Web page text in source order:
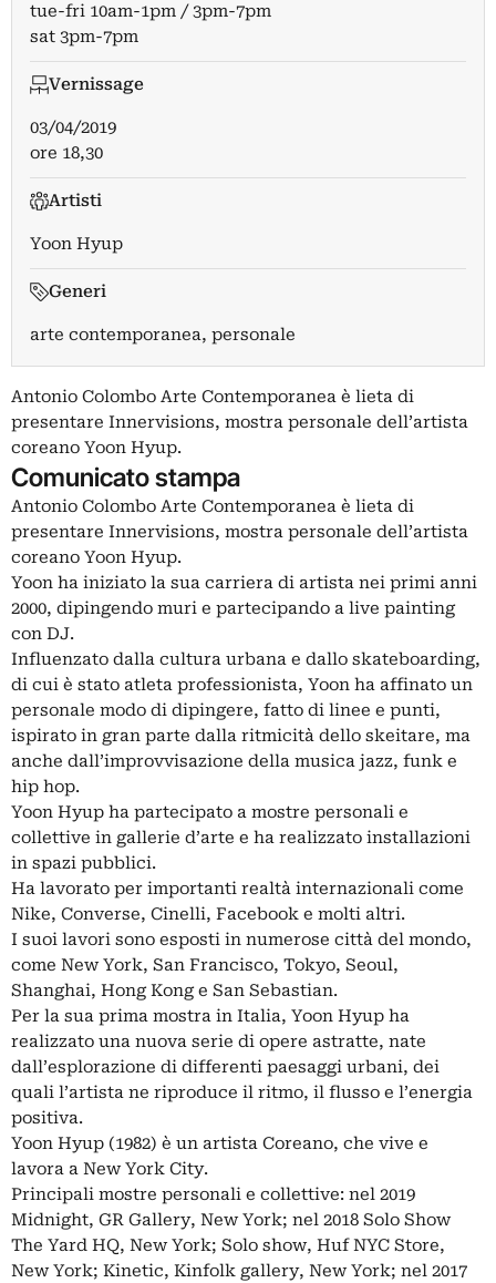
tue-fri 10am-1pm / 3pm-7pm
sat 3pm-7pm
Vernissage
03/04/2019
ore 18,30
Artisti
Yoon Hyup
Generi
arte contemporanea, personale
Antonio Colombo Arte Contemporanea è lieta di
presentare Innervisions, mostra personale dell’artista
coreano Yoon Hyup.
Comunicato stampa
Antonio Colombo Arte Contemporanea è lieta di
presentare Innervisions, mostra personale dell’artista
coreano Yoon Hyup.
Yoon ha iniziato la sua carriera di artista nei primi anni
2000, dipingendo muri e partecipando a live painting
con DJ.
Influenzato dalla cultura urbana e dallo skateboarding,
di cui è stato atleta professionista, Yoon ha affinato un
personale modo di dipingere, fatto di linee e punti,
ispirato in gran parte dalla ritmicità dello skeitare, ma
anche dall’improvvisazione della musica jazz, funk e
hip hop.
Yoon Hyup ha partecipato a mostre personali e
collettive in gallerie d’arte e ha realizzato installazioni
in spazi pubblici.
Ha lavorato per importanti realtà internazionali come
Nike, Converse, Cinelli, Facebook e molti altri.
I suoi lavori sono esposti in numerose città del mondo,
come New York, San Francisco, Tokyo, Seoul,
Shanghai, Hong Kong e San Sebastian.
Per la sua prima mostra in Italia, Yoon Hyup ha
realizzato una nuova serie di opere astratte, nate
dall’esplorazione di differenti paesaggi urbani, dei
quali l’artista ne riproduce il ritmo, il flusso e l’energia
positiva.
Yoon Hyup (1982) è un artista Coreano, che vive e
lavora a New York City.
Principali mostre personali e collettive: nel 2019
Midnight, GR Gallery, New York; nel 2018 Solo Show
The Yard HQ, New York; Solo show, Huf NYC Store,
New York; Kinetic, Kinfolk gallery, New York; nel 2017